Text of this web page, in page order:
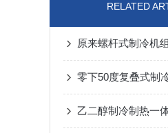
RELATED
零下50度复叠式制
乙二醇制冷制热一